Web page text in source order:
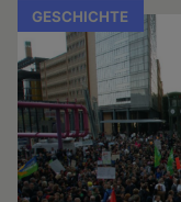
GESCHICHTE